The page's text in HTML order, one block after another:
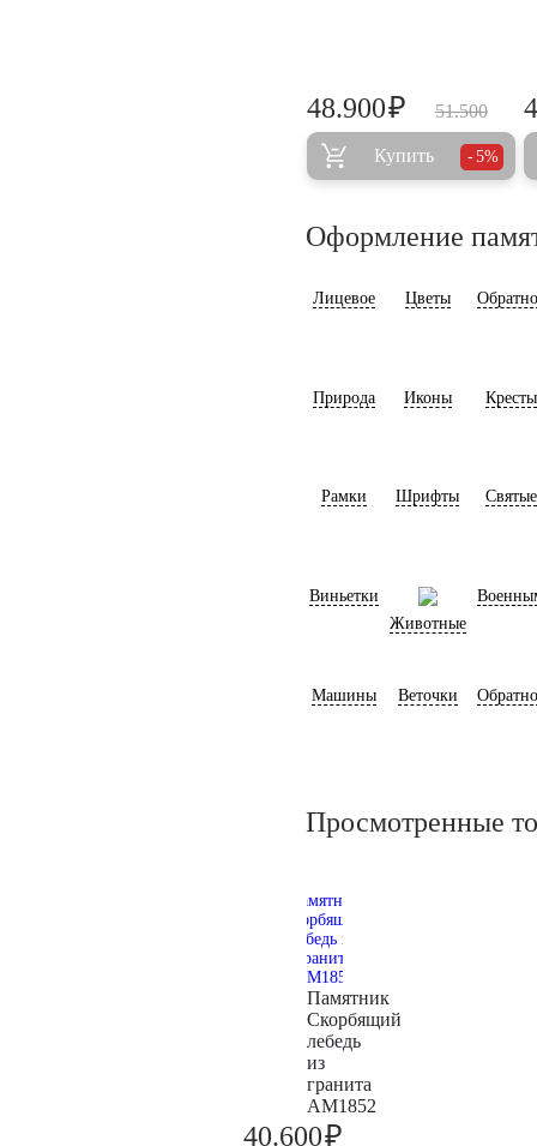
51.500
48.900₽
Купить 5%
Оформление
Лицевое Цветы
Природа Иконы Кресты
Рамки Шрифты Святые
Виньетки
Животные
Машины Веточки
Просмотренные
Памятник
Скорбящий
лебедь
из
гранита
AM1852
40.600₽